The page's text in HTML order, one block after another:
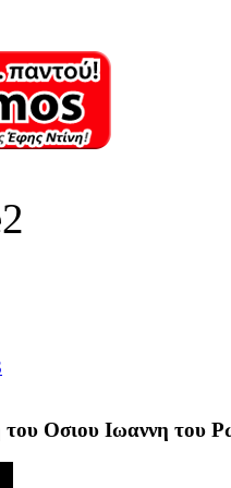
Οσιου Ιωαννη του